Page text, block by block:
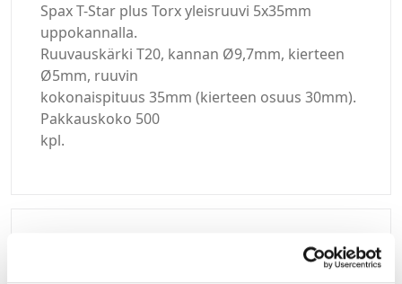
Spax T-Star plus Torx yleisruuvi 5x35mm
uppokannalla.
Ruuvauskärki T20, kannan Ø9,7mm, kierteen
Ø5mm, ruuvin
kokonaispituus 35mm (kierteen osuus 30mm).
Pakkauskoko 500
kpl.